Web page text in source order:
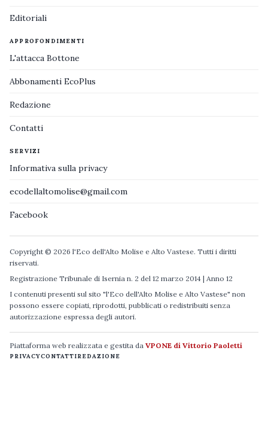
Editoriali
APPROFONDIMENTI
L'attacca Bottone
Abbonamenti EcoPlus
Redazione
Contatti
SERVIZI
Informativa sulla privacy
ecodellaltomolise@gmail.com
Facebook
Copyright © 2026 l'Eco dell'Alto Molise e Alto Vastese. Tutti i diritti
riservati.
Registrazione Tribunale di Isernia n. 2 del 12 marzo 2014 | Anno 12
I contenuti presenti sul sito "l'Eco dell'Alto Molise e Alto Vastese" non
possono essere copiati, riprodotti, pubblicati o redistribuiti senza
autorizzazione espressa degli autori.
Piattaforma web realizzata e gestita da VPONE di Vittorio Paoletti
PRIVACYCONTATTIREDAZIONE